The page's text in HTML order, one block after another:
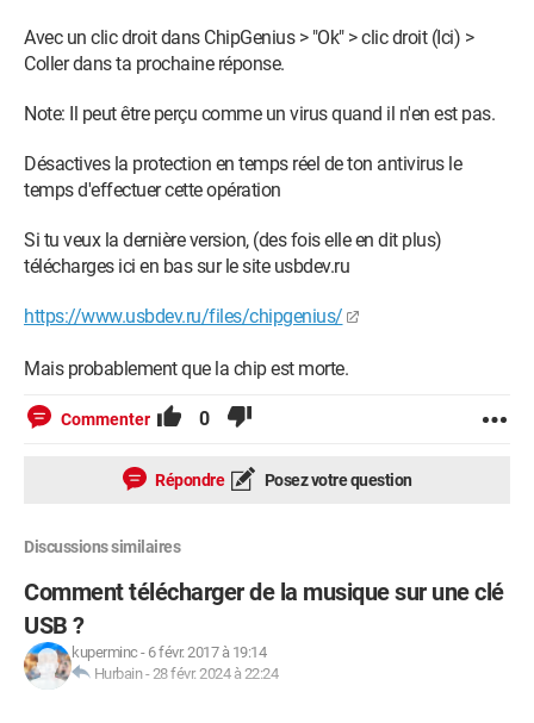
Avec un clic droit dans ChipGenius > "Ok" > clic droit (Ici) >
Coller dans ta prochaine réponse.
Note: Il peut être perçu comme un virus quand il n'en est pas.
Désactives la protection en temps réel de ton antivirus le
temps d'effectuer cette opération
Si tu veux la dernière version, (des fois elle en dit plus)
télécharges ici en bas sur le site usbdev.ru
https://www.usbdev.ru/files/chipgenius/
Mais probablement que la chip est morte.
Commenter 0
Répondre Posez votre question
Discussions similaires
Comment télécharger de la musique sur une clé
USB ?
kuperminc - 6 févr. 2017 à 19:14
Hurbain-28 févr. 2024 à 22:24